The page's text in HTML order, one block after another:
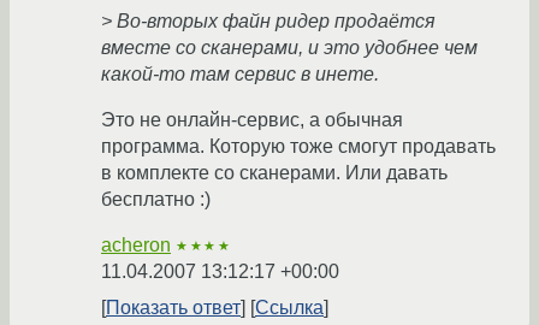
> Во-вторых файн ридер продаётся
вместе со сканерами, и это удобнее чем
какой-то там сервис в инете.
Это не онлайн-сервис, а обычная
программа. Которую тоже смогут продавать
в комплекте со сканерами. Или давать
бесплатно :)
acheron ★★★★
11.04.2007 13:12:17 +00:00
Показать ответ
Ссылка